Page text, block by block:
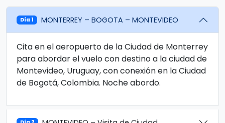
Día 1 MONTERREY – BOGOTA – MONTEVIDEO
Cita en el aeropuerto de la Ciudad de Monterrey
para abordar el vuelo con destino a la ciudad de
Montevideo, Uruguay, con conexión en la Ciudad
de Bogotá, Colombia. Noche abordo.